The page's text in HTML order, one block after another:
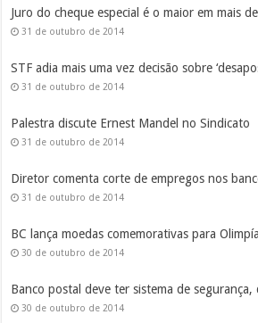
Juro do cheque especial é o maior em mais
31 de outubro de 2014
STF adia mais uma vez decisão sobre
31 de outubro de 2014
Palestra discute Ernest Mandel no Sindicato
31 de outubro de 2014
Diretor comenta corte de empregos nos
31 de outubro de 2014
BC lança moedas comemorativas para
30 de outubro de 2014
Banco postal deve ter sistema de segurança,
30 de outubro de 2014